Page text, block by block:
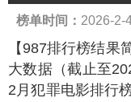
榜单时间： 2026-2-
【987排行榜结果
大数据（截止至
2月犯罪电影排行